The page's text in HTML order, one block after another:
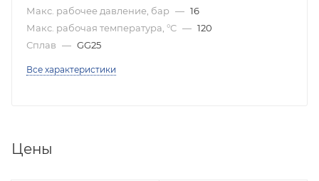
Макс. рабочее давление, бар — 16
Макс. рабочая температура, °C — 120
Сплав — GG25
Все характеристики
Цены